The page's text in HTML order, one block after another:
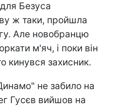
Безуса
ж таки, пройшла
Але новобранцю
м'яч, і поки він
кинувся захисник.
не забило на
Гусєв вийшов на